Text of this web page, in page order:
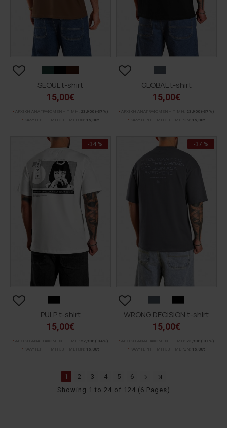
SEOUL t-shirt
15,00€
ΑΡΧΙΚΗ ΑΝΑΓΡΑΦΟΜΕΝΗ ΤΙΜΗ: 23,90€ (-37%)
ΚΑΛΥΤΕΡΗ ΤΙΜΗ 30 ΗΜΕΡΩΝ:
15,00€
GLOBAL t-shirt
15,00€
ΑΡΧΙΚΗ ΑΝΑΓΡΑΦΟΜΕΝΗ ΤΙΜΗ: 23,90€ (-37%)
ΚΑΛΥΤΕΡΗ ΤΙΜΗ 30 ΗΜΕΡΩΝ:
15,00€
-34 %
PULP t-shirt
15,00€
ΑΡΧΙΚΗ ΑΝΑΓΡΑΦΟΜΕΝΗ ΤΙΜΗ: 22,90€ (-34%)
ΚΑΛΥΤΕΡΗ ΤΙΜΗ 30 ΗΜΕΡΩΝ:
15,00€
-37 %
WRONG DECISION t-shirt
15,00€
ΑΡΧΙΚΗ ΑΝΑΓΡΑΦΟΜΕΝΗ ΤΙΜΗ: 23,90€ (-37%)
ΚΑΛΥΤΕΡΗ ΤΙΜΗ 30 ΗΜΕΡΩΝ:
15,00€
1 2 3 4 5
6
Showing 1 to 24 of 124 (6 Pages)